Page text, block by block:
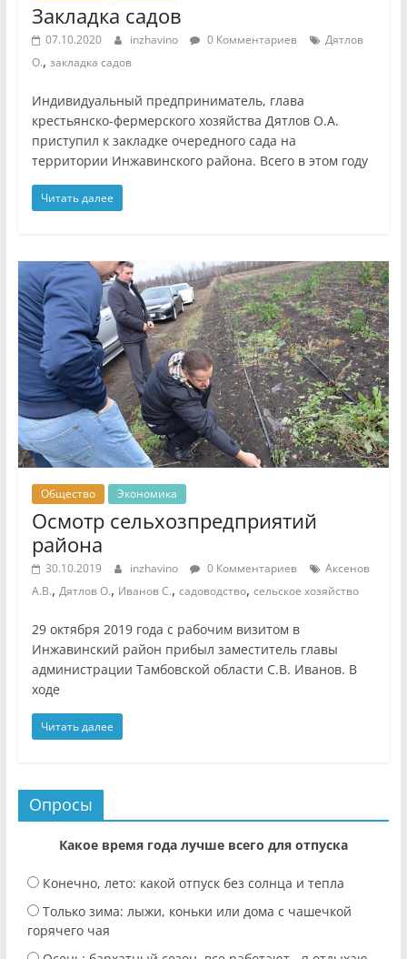
Закладка садов
07.10.2020 inzhavino 0 Комментариев
Дятлов
О., закладка садов
Индивидуальный предприниматель, глава
крестьянско-фермерского хозяйства Дятлов О.А.
приступил к закладке очередного сада на
территории Инжавинского района. Всего в этом году
Читать далее
Общество Экономика
Осмотр сельхозпредприятий
района
30.10.2019 inzhavino 0 Комментариев
Аксенов
А.В., Дятлов О., Иванов С., садоводство, сельское хозяйство
29 октября 2019 года с рабочим визитом в
Инжавинский район прибыл заместитель главы
администрации Тамбовской области С.В. Иванов. В
ходе
Читать далее
Опросы
Какое время года лучше всего для отпуска
Конечно, лето: какой отпуск без солнца и тепла
Только зима: лыжи, коньки или дома с чашечкой
горячего чая